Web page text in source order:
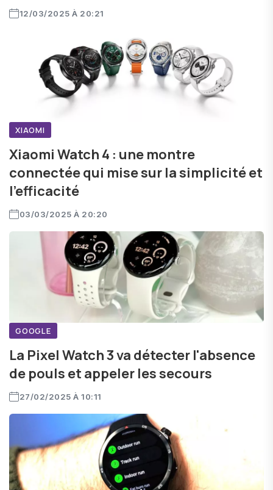
12/03/2025 À 20:21
XIAOMI
Xiaomi Watch 4 : une montre
connectée qui mise sur la simplicité et
l’efficacité
03/03/2025 À 20:20
GOOGLE
La Pixel Watch 3 va détecter l'absence
de pouls et appeler les secours
27/02/2025 À 10:11